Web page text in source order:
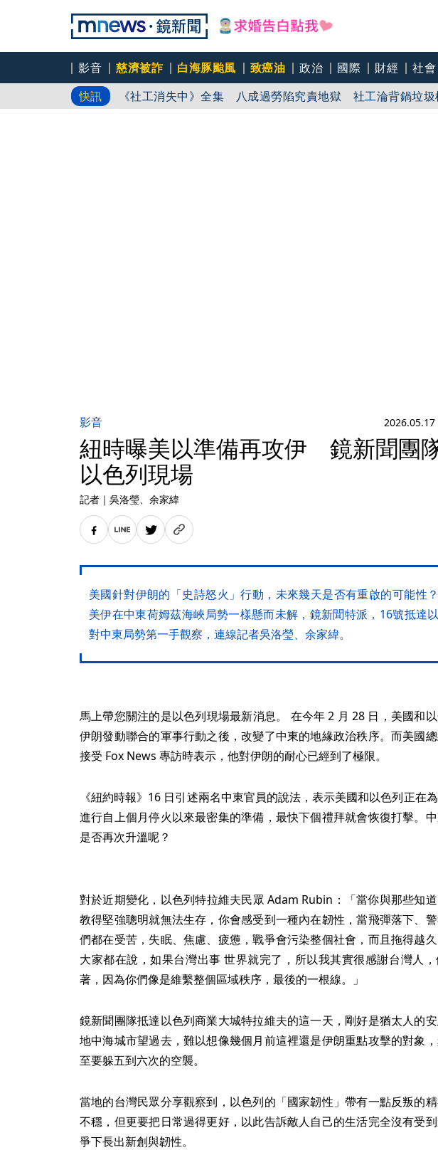
影音 慈濟被詐 白海豚颱風 致癌油 政治 國際 財經 社會
快訊
Ozone黃文廷、FEniX夏浦洋組「神隊友」 邱以太、林亭莉
《社工消失中》全集 八成過勞陷究責地獄 社工淪背鍋垃
亡潮 全台社工缺口警報 揭薪資回捐黑幕 血汗錢遭剝削
全台首例過失致死判刑 社工陳尚潔背「保證人地位」 機構
影音
紐時曝美以準備再攻伊 鏡新聞團
以色列現場
記者 ｜ 吳洛瑩、余家緯
美國針對伊朗的「史詩怒火」行動，未來幾天是否有重啟的可能性
美伊在中東荷姆茲海峽局勢一樣懸而未解，鏡新聞特派，16號抵達
對中東局勢第一手觀察，連線記者吳洛瑩、余家緯。
馬上帶您關注的是以色列現場最新消息。 在今年 2 月 28 日，美國和
伊朗發動聯合的軍事行動之後，改變了中東的地緣政治秩序。而美國
接受 Fox News 專訪時表示，他對伊朗的耐心已經到了極限。
《紐約時報》16 日引述兩名中東官員的說法，表示美國和以色列正在
進行自上個月停火以來最密集的準備，最快下個禮拜就會恢復打擊。
是否再次升溫呢？
對於近期變化，以色列特拉維夫民眾 Adam Rubin：「當你與那些知
教得堅強聰明就無法生存，你會感受到一種內在韌性，當飛彈落下、
們都在受苦，失眠、焦慮、疲憊，戰爭會污染整個社會，而且拖得越久
大家都在說，如果台灣出事 世界就完了，所以我其實很感謝台灣人
著，因為你們像是維繫整個區域秩序，最後的一根線。」
鏡新聞團隊抵達以色列商業大城特拉維夫的這一天，剛好是猶太人的
地中海城市望過去，難以想像幾個月前這裡還是伊朗重點攻擊的對象
至要躲五到六次的空襲。
當地的台灣民眾分享觀察到，以色列的「國家韌性」帶有一點反叛的
不穩，但更要把日常過得更好，以此告訴敵人自己的生活完全沒有受
爭下長出新創與韌性。